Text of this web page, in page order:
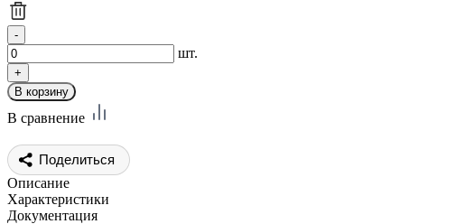
шт.
В сравнение
Поделиться
Описание
Характеристики
Документация